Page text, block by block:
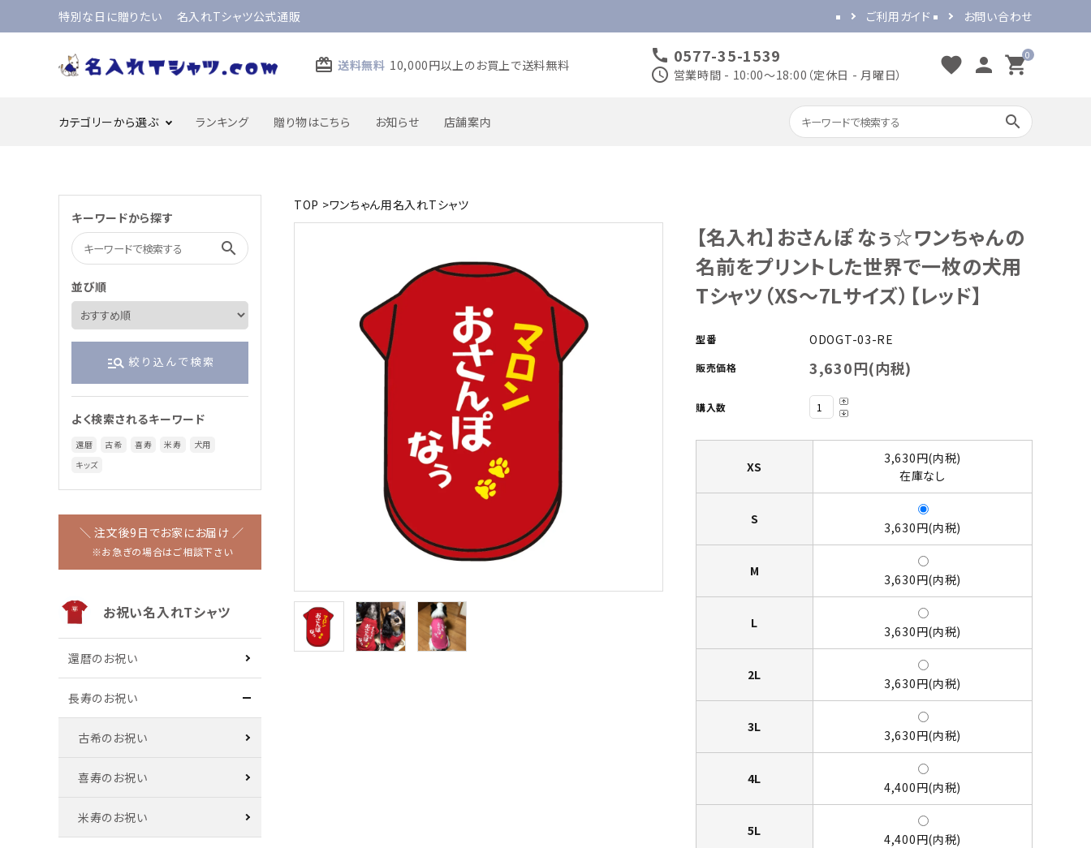
特別な日に贈りたい 名入れTシャツ公式通販 ご利用ガイド お問い合わせ
card_giftcard 送料無料 10,000円以上のお買上で送料無料 call 0577-35-1539
schedule 営業時間 - 10:00～18:00（定休日 - 月曜日） favorite person 0
shopping_cart
カテゴリーから選ぶ
還暦のお祝い 喜寿のお祝い
成人のお祝い 合格のお祝い・合格祈願
結婚記念日 母の日
ペットとおそろい カップルでおそろい お仕事ユニフォーム お店ユニフォーム
ワンちゃん用名入れTシャツ
お仕事ユニフォーム お店ユニフォーム
アニマル柄 ハロウィン クリスマス Ｉ ＬＯＶＥ
作務衣 パーカー
ランキング 贈り物はこちら お知らせ 店舗案内 search
TOP >ワンちゃん用名入れTシャツ
【名入れ】おさんぽ なぅ☆ワンちゃんの
名前をプリントした世界で一枚の犬用
Tシャツ（XS～7Lサイズ）【レッド】
型番 ODOGT-03-RE
販売価格 3,630円(内税)
購入数
XS
3,630円(内税)
在庫なし
S
3,630円(内税)
M
3,630円(内税)
L
3,630円(内税)
2L
3,630円(内税)
3L
3,630円(内税)
4L
4,400円(内税)
5L
4,400円(内税)
キーワードから探す
search
並び順
manage_search 絞り込んで検索
よく検索されるキーワード
還暦 古希 喜寿 米寿
犬用
キッズ
＼ 注文後9日でお家にお届け ／
※お急ぎの場合はご相談下さい
お祝い名入れTシャツ
還暦のお祝い
長寿のお祝い
古希のお祝い
喜寿のお祝い
米寿のお祝い